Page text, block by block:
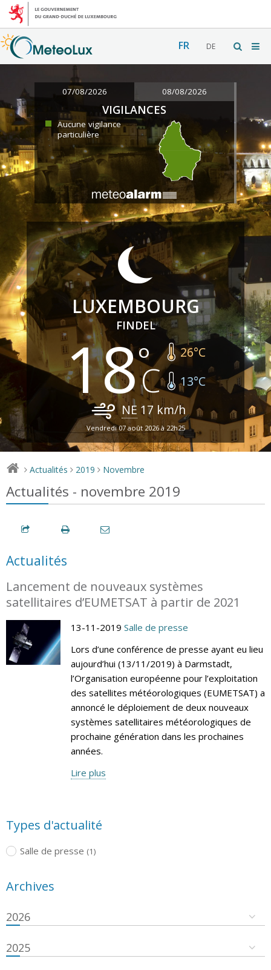
FR DE
07/08/2026 08/08/2026
VIGILANCES
Aucune vigilance
particulière
LUXEMBOURG
FINDEL
18 26°C
13°C
NE 17 km/h
Vendredi 07 août 2026 à 22h25
> Actualités > 2019 > Novembre
Actualités - novembre 2019
Actualités
Lancement de nouveaux systèmes
satellitaires d’EUMETSAT à partir de 2021
13-11-2019 Salle de presse
Lors d’une conférence de presse ayant eu lieu
aujourd’hui (13/11/2019) à Darmstadt,
l’Organisation européenne pour l’exploitation
des satellites météorologiques (EUMETSAT) a
annoncé le déploiement de deux nouveaux
systèmes satellitaires météorologiques de
prochaine génération dans les prochaines
années.
Lire plus
Types d'actualité
Salle de presse (1)
Archives
2026
2025